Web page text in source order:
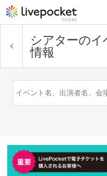
シアターのイ
情報